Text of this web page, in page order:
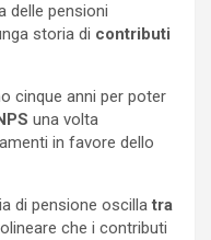
delle pensioni
storia di contributi
cinque anni per poter
una volta
in favore dello
di pensione oscillatra
che i contributi